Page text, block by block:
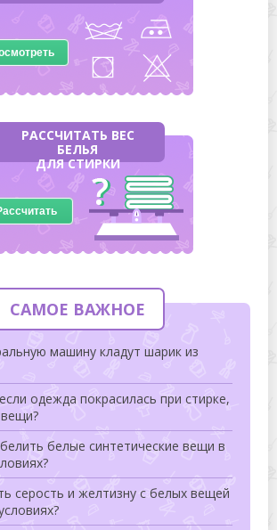
РАССЧИТАТЬ ВЕС
БЕЛЬЯ
ДЛЯ СТИРКИ
САМОЕ ВАЖНОЕ
машину кладут шарик из
одежда покрасилась при стирке,
белые синтетические вещи в
серость и желтизну с белых вещей